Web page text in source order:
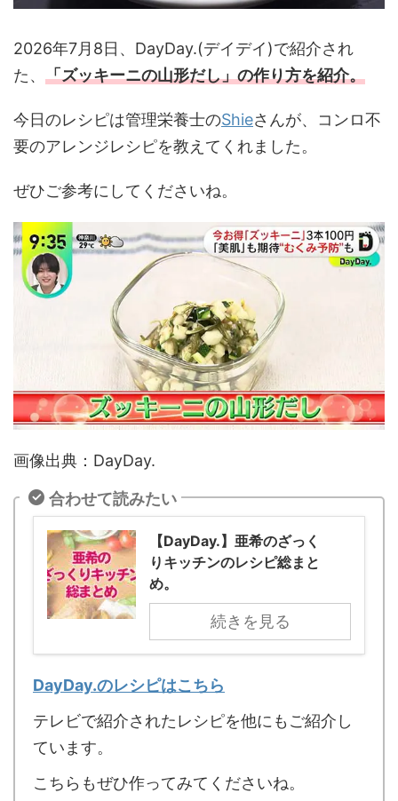
2026年7月8日、DayDay.(デイデイ)で紹介され
た、 「ズッキーニの山形だし」の作り方を紹介。
今日のレシピは管理栄養士のShieさんが、コンロ不
要のアレンジレシピを教えてくれました。
ぜひご参考にしてくださいね。
画像出典：DayDay.
合わせて読みたい
【DayDay.】亜希のざっく
りキッチンのレシピ総まと
め。
続きを見る
DayDay.のレシピはこちら
テレビで紹介されたレシピを他にもご紹介し
ています。
こちらもぜひ作ってみてくださいね。